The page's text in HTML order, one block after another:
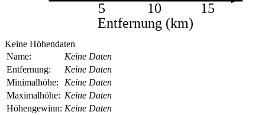
5 10
15
Entfernung (km)
Keine Höhendaten
Name:
Keine Daten
Entfernung:
Keine Daten
Minimalhöhe:
Keine Daten
Maximalhöhe: Keine Daten
Höhengewinn: Keine Daten